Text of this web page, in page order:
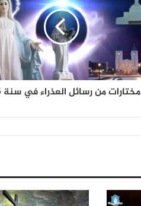
مختارات من رسائل العذراء في سنة 2015